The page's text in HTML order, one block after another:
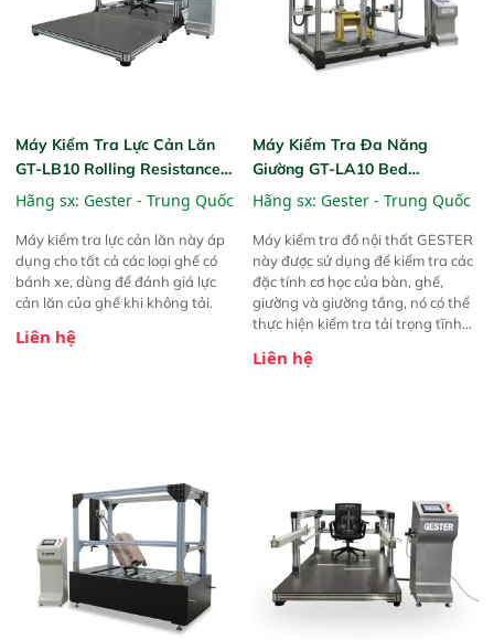
Máy Kiểm Tra Lực Cản Lăn
GT-LB10 Rolling Resistance
Testing Machine
Hãng sx: Gester - Trung Quốc
Máy kiểm tra lực cản lăn này áp
dụng cho tất cả các loại ghế có
bánh xe, dùng để đánh giá lực
cản lăn của ghế khi không tải.
Liên hệ
Máy Kiểm Tra Đa Năng
Giường GT-LA10 Bed
Universal Testing Machine
Hãng sx: Gester - Trung Quốc
Máy kiểm tra đồ nội thất GESTER
này được sử dụng để kiểm tra các
đặc tính cơ học của bàn, ghế,
giường và giường tầng, nó có thể
thực hiện kiểm tra tải trọng tĩnh
va đập và kiểm tra độ bền.
Liên hệ